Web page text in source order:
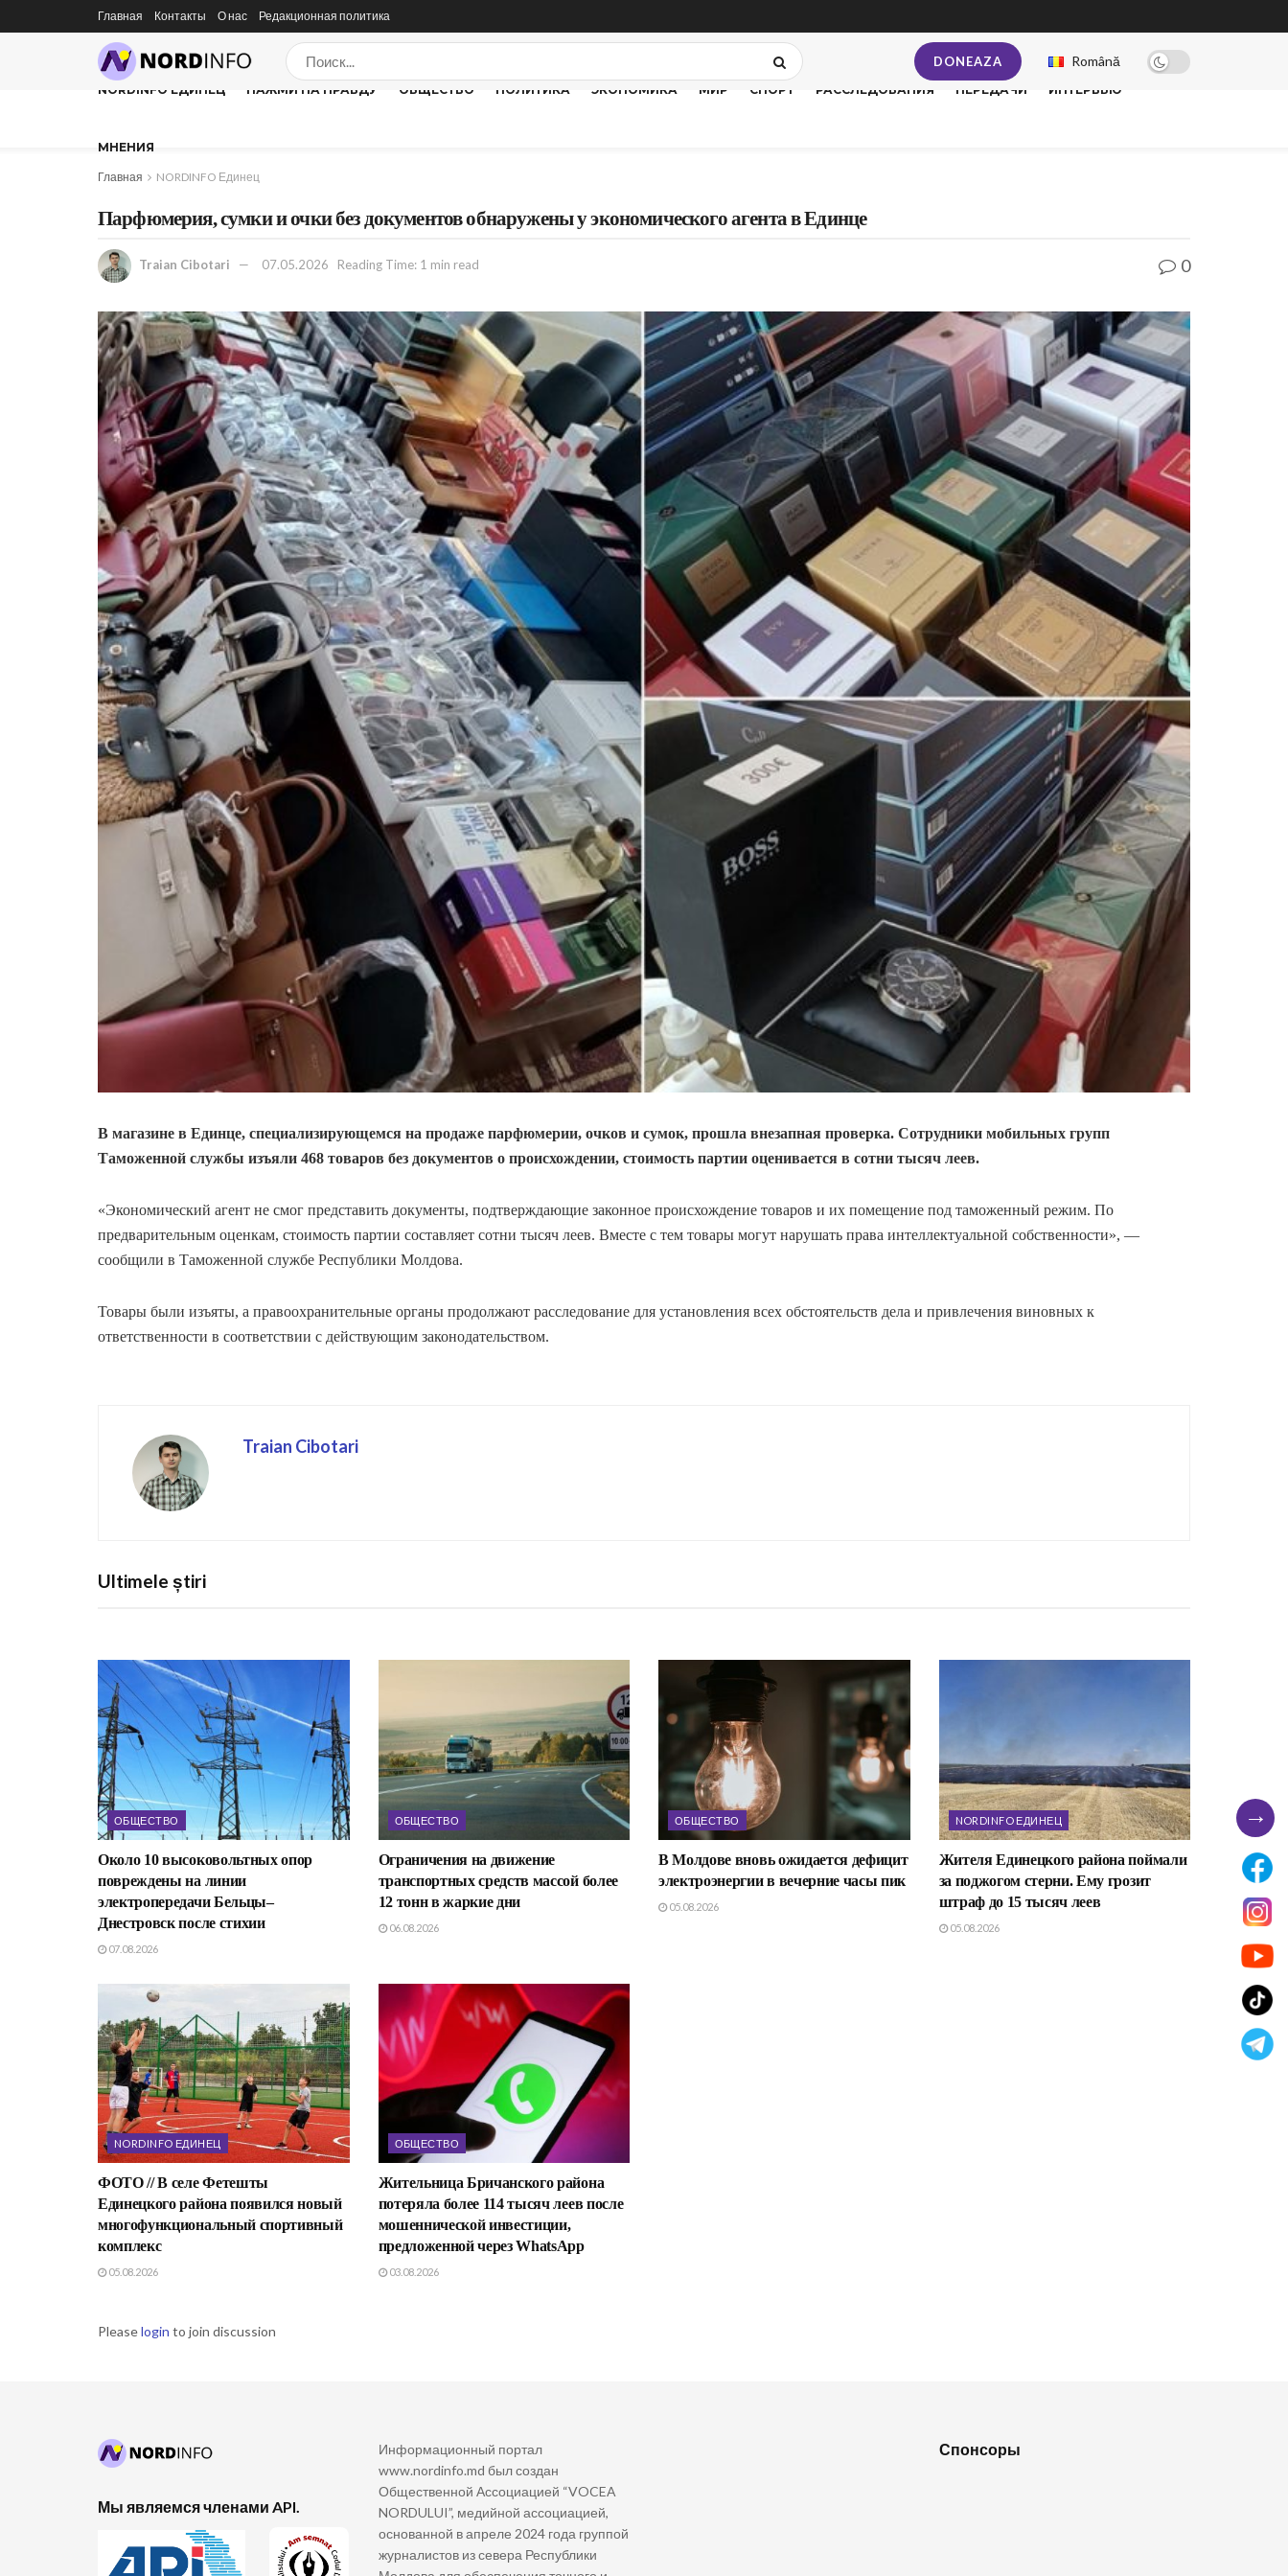
Главная Контакты О нас Редакционная политика
DONEAZA Română
NORDINFO ЕДИНЕЦ НАЖМИ НА ПРАВДУ ОБЩЕСТВО ПОЛИТИКА ЭКОНОМИКА МИР СПОРТ РАССЛЕДОВАНИЯ ПЕРЕДАЧИ ИНТЕРВЬЮ
МНЕНИЯ
Главная NORDINFO Единец
Парфюмерия, сумки и очки без документов обнаружены у экономического агента в Единце
Traian Cibotari 07.05.2026 Reading Time: 1 min read 0
В магазине в Единце, специализирующемся на продаже парфюмерии, очков и сумок, прошла внезапная проверка. Сотрудники мобильных групп
Таможенной службы изъяли 468 товаров без документов о происхождении, стоимость партии оценивается в сотни тысяч леев.
«Экономический агент не смог представить документы, подтверждающие законное происхождение товаров и их помещение под таможенный режим. По
предварительным оценкам, стоимость партии составляет сотни тысяч леев. Вместе с тем товары могут нарушать права интеллектуальной собственности», —
сообщили в Таможенной службе Республики Молдова.
Товары были изъяты, а правоохранительные органы продолжают расследование для установления всех обстоятельств дела и привлечения виновных к
ответственности в соответствии с действующим законодательством.
Traian Cibotari
Ultimele știri
ОБЩЕСТВО
Около 10 высоковольтных опор
повреждены на линии
электропередачи Бельцы–
Днестровск после стихии
07.08.2026
ОБЩЕСТВО
Ограничения на движение
транспортных средств массой более
12 тонн в жаркие дни
06.08.2026
ОБЩЕСТВО
В Молдове вновь ожидается дефицит
электроэнергии в вечерние часы пик
05.08.2026
NORDINFO ЕДИНЕЦ
Жителя Единецкого района поймали
за поджогом стерни. Ему грозит
штраф до 15 тысяч леев
05.08.2026
NORDINFO ЕДИНЕЦ
ФОТО // В селе Фетешты
Единецкого района появился новый
многофункциональный спортивный
комплекс
05.08.2026
ОБЩЕСТВО
Жительница Бричанского района
потеряла более 114 тысяч леев после
мошеннической инвестиции,
предложенной через WhatsApp
03.08.2026
Pleaselogin to join discussion
Мы являемся членами API.
Информационный портал
www.nordinfo.md был создан
Общественной Ассоциацией “VOCEA
NORDULUI”, медийной ассоциацией,
основанной в апреле 2024 года группой
журналистов из севера Республики
Спонсоры
→